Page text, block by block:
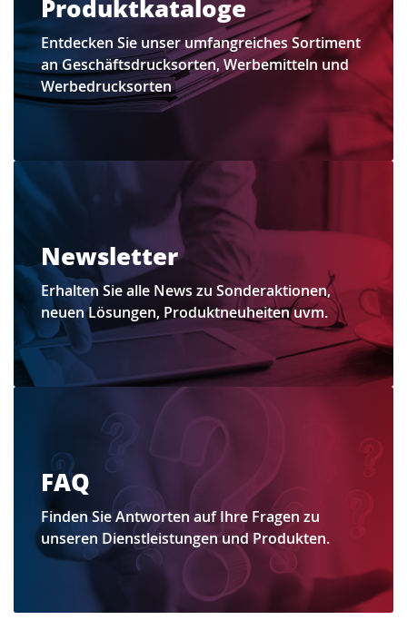
Produktkataloge
Entdecken Sie unser umfangreiches Sortiment
an Geschäftsdrucksorten, Werbemitteln und
Werbedrucksorten
Newsletter
Erhalten Sie alle News zu Sonderaktionen,
neuen Lösungen, Produktneuheiten uvm.
FAQ
Finden Sie Antworten auf Ihre Fragen zu
unseren Dienstleistungen und Produkten.